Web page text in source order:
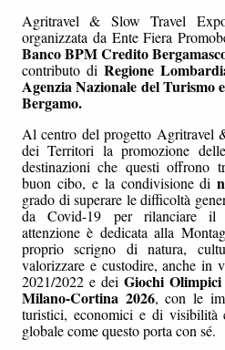
Agritravel & Slow Travel
organizzata da Ente Fiera
Banco BPM Credito
contributo di Regione
Agenzia Nazionale del Turismo
Bergamo.
Al centro del progetto Agritravel
dei Territori la promozione
destinazioni che questi offrono
buon cibo, e la condivisione di
grado di superare le difficoltà
da Covid-19 per rilanciare il
attenzione è dedicata alla
proprio scrigno di natura,
valorizzare e custodire, anche in
2021/2022 e dei Giochi
Milano-Cortina 2026, con le
turistici, economici e di visibilità
globale come questo porta con sé.